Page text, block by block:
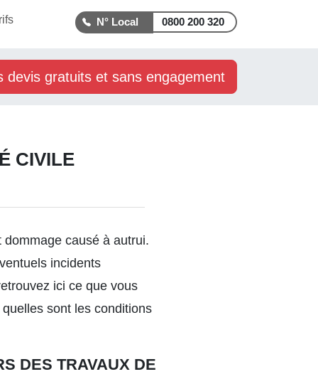
0800 200 320
devis gratuits et sans engagement
CIVILE
causé à autrui.
incidents
ici ce que vous
sont les conditions
DES TRAVAUX DE